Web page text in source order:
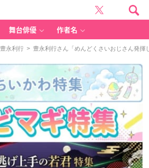
舞台俳優 作者名
豊永利行 > 豊永利行さん「めんどくさいおじさん発揮